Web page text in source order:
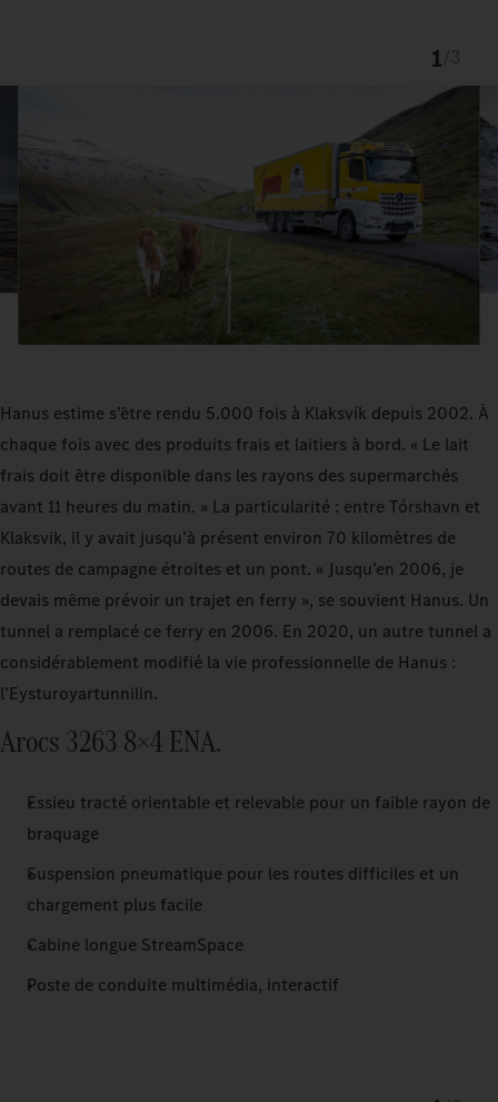
1
Hanus estime s’être rendu 5.000 fois à Klaksvík depuis 2002. À
chaque fois avec des produits frais et laitiers à bord. « Le lait
frais doit être disponible dans les rayons des supermarchés
avant 11 heures du matin. » La particularité : entre Tórshavn et
Klaksvik, il y avait jusqu’à présent environ 70 kilomètres de
routes de campagne étroites et un pont. « Jusqu’en 2006, je
devais même prévoir un trajet en ferry », se souvient Hanus. Un
tunnel a remplacé ce ferry en 2006. En 2020, un autre tunnel a
considérablement modifié la vie professionnelle de Hanus :
l’Eysturoyartunnilin.
Arocs 3263 8×4 ENA.
Essieu tracté orientable et relevable pour un faible rayon de
braquage
Suspension pneumatique pour les routes difficiles et un
chargement plus facile
Cabine longue StreamSpace
Poste de conduite multimédia, interactif